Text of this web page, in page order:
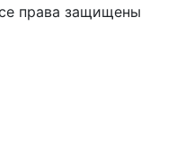
права защищены